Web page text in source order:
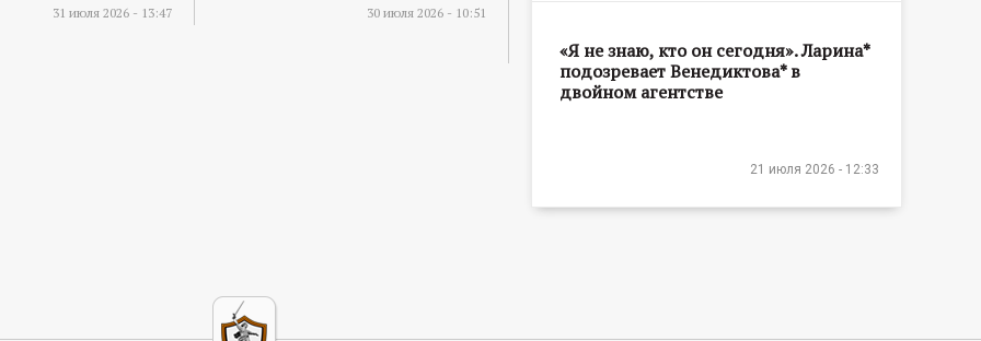
31 июля 2026 - 13:47 30 июля 2026 - 10:51
«Я не знаю, кто он сегодня». Ларина*
подозревает Венедиктова* в
двойном агентстве
21 июля 2026 - 12:33